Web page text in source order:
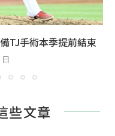
TJ手術本季提前結束
些文章